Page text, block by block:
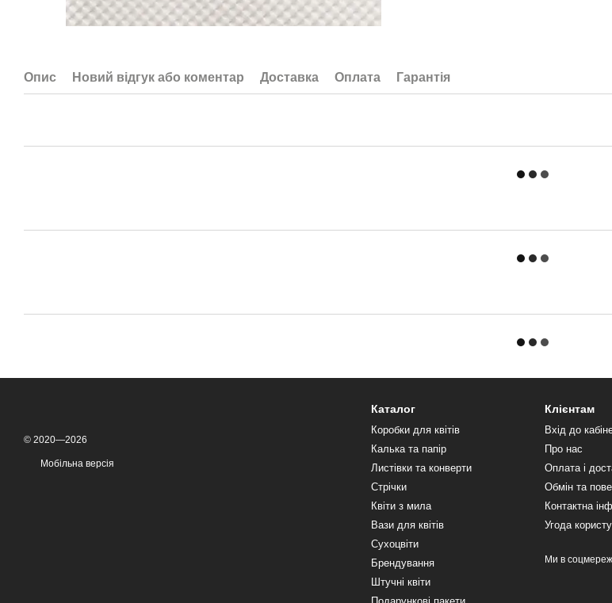
Опис Новий відгук або коментар Доставка Оплата Гарантія
© 2020—2026
Мобільна версія
Каталог
Коробки для квітів
Калька та папір
Листівки та конверти
Стрічки
Квіти з мила
Вази для квітів
Сухоцвіти
Брендування
Штучні квіти
Клієнтам
Вхід до
Про нас
Оплата і
Обмін та
Контактна
Угода
Ми в